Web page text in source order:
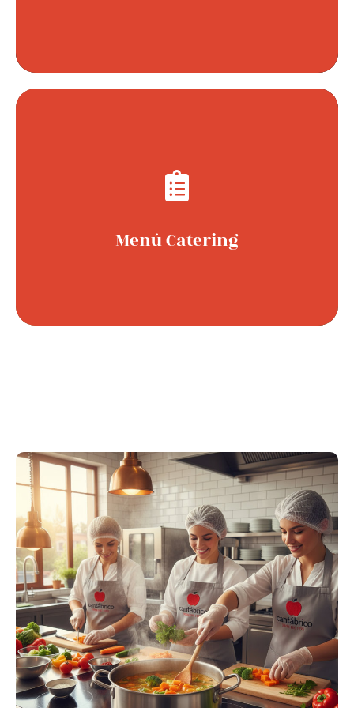
Menú Catering
menús de catering
frescos y de proximidad. Nuestros platos
calidad, sabor y nutrición
soluciones saludables y sostenibles